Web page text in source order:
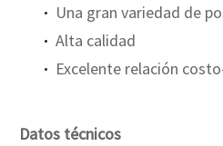
Una gran variedad de
Alta calidad
Excelente relación
Datos técnicos